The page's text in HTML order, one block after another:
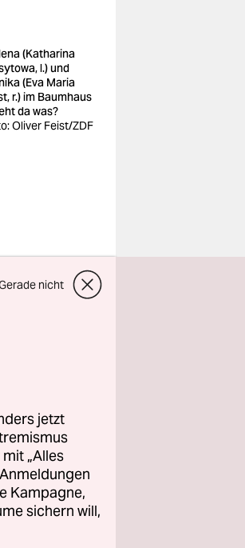
(Katharina
l.) und
(Eva Maria
r.) im Baumhaus
da was?
Oliver Feist/ZDF
nicht
jetzt
„Alles
Kampagne,
sichern will,